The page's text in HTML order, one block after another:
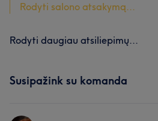
Rodyti salono atsakymą...
Rodyti daugiau atsiliepimų...
Susipažink su komanda